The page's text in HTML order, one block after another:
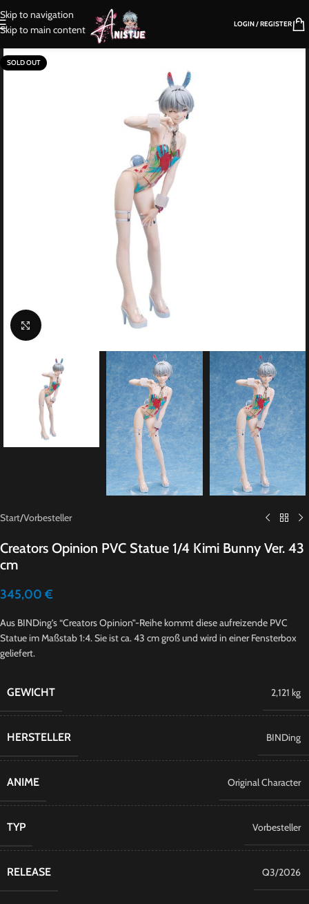
Skip to navigation
Skip to main content
LOGIN / REGISTER
SOLD OUT
Click to enlarge
Start/Vorbesteller
Creators Opinion PVC Statue 1/4 Kimi Bunny Ver. 43
cm
345,00 €
Aus BINDing’s “Creators Opinion”-Reihe kommt diese aufreizende PVC
Statue im Maßstab 1:4. Sie ist ca. 43 cm groß und wird in einer Fensterbox
geliefert.
GEWICHT 2,121 kg
HERSTELLER BINDing
ANIME Original Character
TYP Vorbesteller
RELEASE Q3/2026